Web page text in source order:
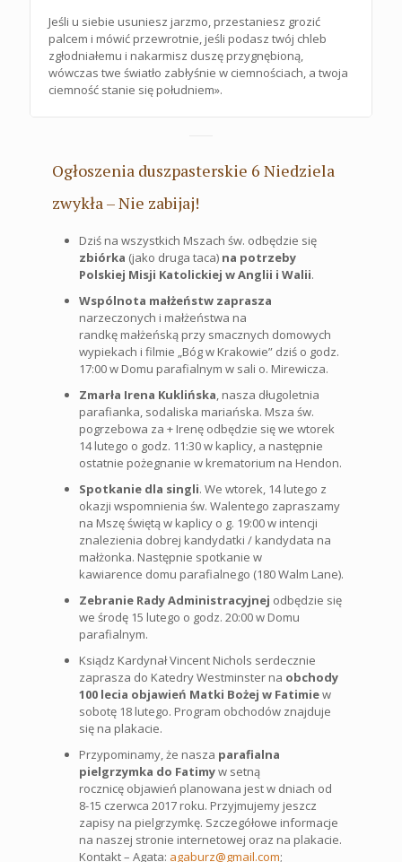
Jeśli u siebie usuniesz jarzmo, przestaniesz grozić
palcem i mówić przewrotnie, jeśli podasz twój chleb
zgłodniałemu i nakarmisz duszę przygnębioną,
wówczas twe światło zabłyśnie w ciemnościach, a twoja
ciemność stanie się południem».
Ogłoszenia duszpasterskie 6 Niedziela
zwykła – Nie zabijaj!
Dziś na wszystkich Mszach św. odbędzie się
zbiórka (jako druga taca) na potrzeby
Polskiej Misji Katolickiej w Anglii i Walii.
Wspólnota małżeństw zaprasza
narzeczonych i małżeństwa na
randkę małżeńską przy smacznych domowych
wypiekach i filmie „Bóg w Krakowie” dziś o godz.
17:00 w Domu parafialnym w sali o. Mirewicza.
Zmarła Irena Kuklińska, nasza długoletnia
parafianka, sodaliska mariańska. Msza św.
pogrzebowa za + Irenę odbędzie się we wtorek
14 lutego o godz. 11:30 w kaplicy, a następnie
ostatnie pożegnanie w krematorium na Hendon.
Spotkanie dla singli. We wtorek, 14 lutego z
okazji wspomnienia św. Walentego zapraszamy
na Mszę świętą w kaplicy o g. 19:00 w intencji
znalezienia dobrej kandydatki / kandydata na
małżonka. Następnie spotkanie w
kawiarence domu parafialnego (180 Walm Lane).
Zebranie Rady Administracyjnej odbędzie się
we środę 15 lutego o godz. 20:00 w Domu
parafialnym.
Ksiądz Kardynał Vincent Nichols serdecznie
zaprasza do Katedry Westminster na obchody
100 lecia objawień Matki Bożej w Fatimiew
sobotę 18 lutego. Program obchodów znajduje
się na plakacie.
Przypominamy, że nasza parafialna
pielgrzymka do Fatimyw setną
rocznicę objawień planowana jest w dniach od
8-15 czerwca 2017 roku. Przyjmujemy jeszcz
zapisy na pielgrzymkę. Szczegółowe informacje
na naszej stronie internetowej oraz na plakacie.
Kontakt – Agata: agaburz@gmail.com;